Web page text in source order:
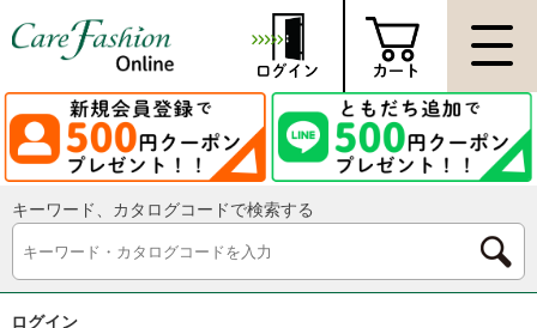
キーワード、カタログコードで検索する
ログイン